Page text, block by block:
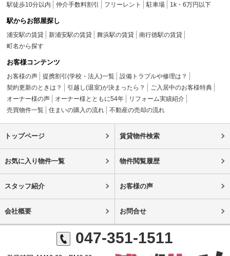
駅徒歩10分以内
仲介手数料割引 フリーレント 駐車場 1k・6万円以下
駅からお部屋探し
浦安駅の賃貸 新浦安駅の賃貸 舞浜駅の賃貸
南行徳駅の賃貸
町名から探す
お客様コンテンツ
お客様の声 提携割引(学校・法人)一覧
設備トラブルや修理は？
契約更新のときは？
引越し(退室)が決まったら？
ご入居中のお客様特典
オーナー様の声
オーナー様とともに54年
リフォーム実績紹介
売買物件一覧
住まいの購入の流れ 不動産の売却の流れ
トップページ 賃貸物件検索
お気に入り物件一覧 物件閲覧履歴
スタッフ紹介 お客様の声
会社概要 お問合せ
047-351-1511